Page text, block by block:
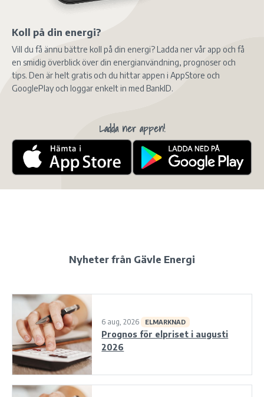
Koll på din energi?
Vill du få ännu bättre koll på din energi? Ladda ner vår app och få
en smidig överblick över din energianvändning, prognoser och
tips. Den är helt gratis och du hittar appen i AppStore och
GooglePlay och loggar enkelt in med BankID.
Ladda ner appen!
Nyheter från Gävle Energi
6 aug, 2026 ELMARKNAD
Prognos för elpriset i augusti
2026